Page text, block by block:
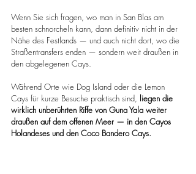
Wenn Sie sich fragen, wo man in San Blas am
besten schnorcheln kann, dann definitiv nicht in der
Nähe des Festlands — und auch nicht dort, wo die
Straßentransfers enden — sondern weit draußen in
den abgelegenen Cays.
Während Orte wie Dog Island oder die Lemon
Cays für kurze Besuche praktisch sind, liegen die
wirklich unberührten Riffe von Guna Yala weiter
draußen auf dem offenen Meer — in den Cayos
Holandeses und den Coco Bandero Cays.